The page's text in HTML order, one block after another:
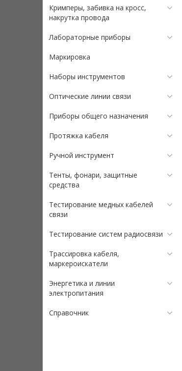
Кримперы, забивка на кросс,
накрутка провода
Лабораторные приборы
Маркировка
Наборы инструментов
Оптические линии связи
Приборы общего назначения
Протяжка кабеля
Ручной инструмент
Тенты, фонари, защитные
средства
Тестирование медных кабелей
связи
Тестирование систем радиосвязи
Трассировка кабеля,
маркероискатели
Энергетика и линии
электропитания
Справочник